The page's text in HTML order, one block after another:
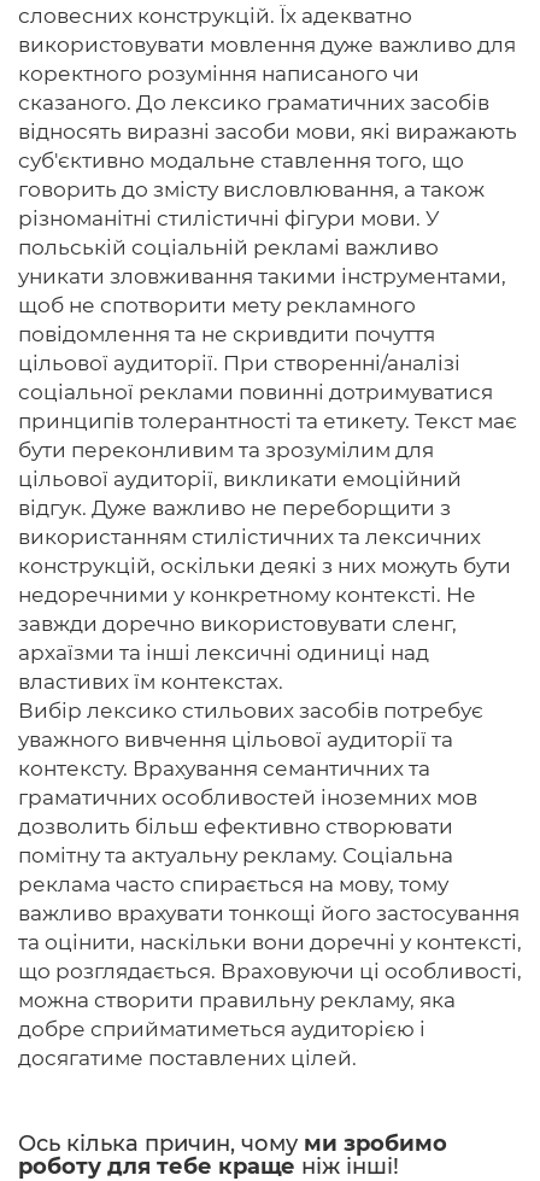
словесних конструкцій. Їх адекватно
використовувати мовлення дуже важливо для
коректного розуміння написаного чи
сказаного. До лексико граматичних засобів
відносять виразні засоби мови, які виражають
суб'єктивно модальне ставлення того, що
говорить до змісту висловлювання, а також
різноманітні стилістичні фігури мови. У
польській соціальній рекламі важливо
уникати зловживання такими інструментами,
щоб не спотворити мету рекламного
повідомлення та не скривдити почуття
цільової аудиторії. При створенні/аналізі
соціальної реклами повинні дотримуватися
принципів толерантності та етикету. Текст має
бути переконливим та зрозумілим для
цільової аудиторії, викликати емоційний
відгук. Дуже важливо не переборщити з
використанням стилістичних та лексичних
конструкцій, оскільки деякі з них можуть бути
недоречними у конкретному контексті. Не
завжди доречно використовувати сленг,
архаїзми та інші лексичні одиниці над
властивих їм контекстах.
Вибір лексико стильових засобів потребує
уважного вивчення цільової аудиторії та
контексту. Врахування семантичних та
граматичних особливостей іноземних мов
дозволить більш ефективно створювати
помітну та актуальну рекламу. Соціальна
реклама часто спирається на мову, тому
важливо врахувати тонкощі його застосування
та оцінити, наскільки вони доречні у контексті,
що розглядається. Враховуючи ці особливості,
можна створити правильну рекламу, яка
добре сприйматиметься аудиторією і
досягатиме поставлених цілей.
Ось кілька причин, чому ми зробимо
роботу для тебе краще ніж інші!